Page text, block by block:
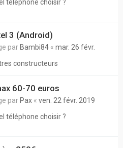
téléphone choisir ?
3 (Android)
par Bambi84 « mar. 26 févr.
constructeurs
60-70 euros
par Pax « ven. 22 févr. 2019
téléphone choisir ?